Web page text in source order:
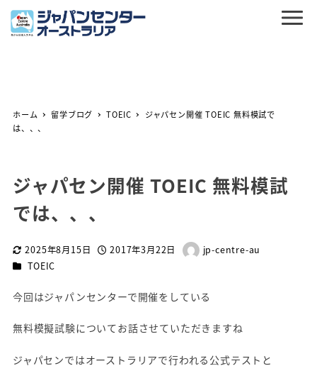
ホーム 留学ブログ TOEIC
ジャパセン開催 TOEIC 無料模試で
は、、、
ジャパセン開催 TOEIC 無料模試
では、、、
更新日2025年8月15日 投稿日2017年3月22日
著
jp-centre-au
カテゴリー
TOEIC
今回はジャパンセンターで開催をしている
無料模擬試験についてお話させていただきますね
ジャパセンではオーストラリアで行われる公式テストと